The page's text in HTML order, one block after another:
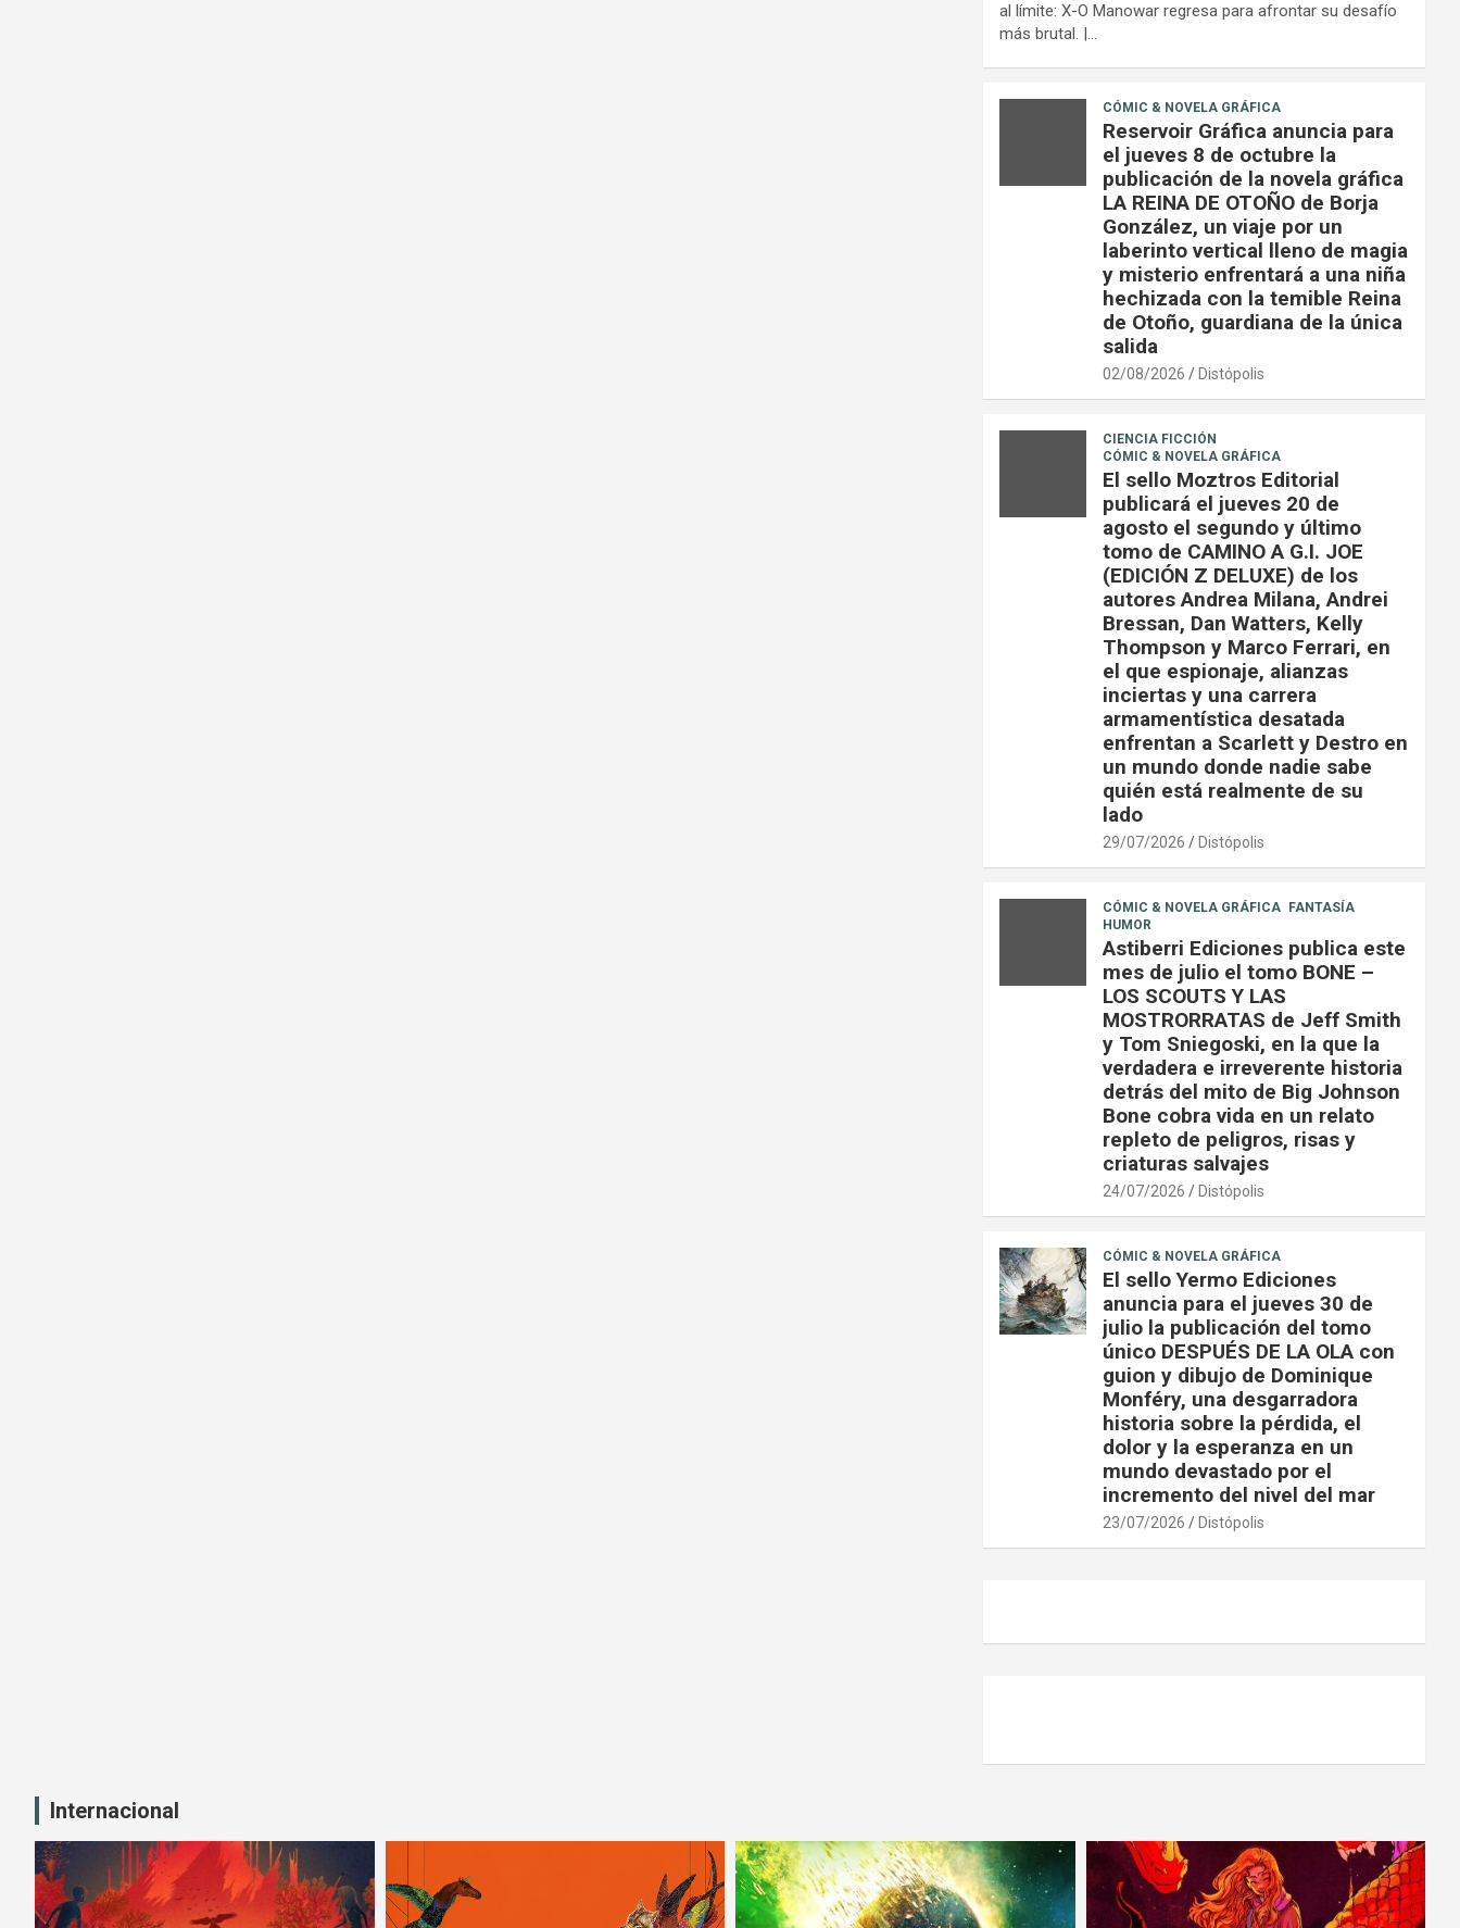
al límite: X-O Manowar regresa para afrontar su desafío
más brutal. |…
CÓMIC & NOVELA GRÁFICA
Reservoir Gráfica anuncia para
el jueves 8 de octubre la
publicación de la novela gráfica
LA REINA DE OTOÑO de Borja
González, un viaje por un
laberinto vertical lleno de magia
y misterio enfrentará a una niña
hechizada con la temible Reina
de Otoño, guardiana de la única
salida
02/08/2026 Distópolis
CIENCIA FICCIÓN
CÓMIC & NOVELA GRÁFICA
El sello Moztros Editorial
publicará el jueves 20 de
agosto el segundo y último
tomo de CAMINO A G.I. JOE
(EDICIÓN Z DELUXE) de los
autores Andrea Milana, Andrei
Bressan, Dan Watters, Kelly
Thompson y Marco Ferrari, en
el que espionaje, alianzas
inciertas y una carrera
armamentística desatada
enfrentan a Scarlett y Destro en
un mundo donde nadie sabe
quién está realmente de su
lado
29/07/2026 Distópolis
CÓMIC & NOVELA GRÁFICA
FANTASÍA
HUMOR
Astiberri Ediciones publica este
mes de julio el tomo BONE –
LOS SCOUTS Y LAS
MOSTRORRATAS de Jeff Smith
y Tom Sniegoski, en la que la
verdadera e irreverente historia
detrás del mito de Big Johnson
Bone cobra vida en un relato
repleto de peligros, risas y
criaturas salvajes
24/07/2026 Distópolis
CÓMIC & NOVELA GRÁFICA
El sello Yermo Ediciones
anuncia para el jueves 30 de
julio la publicación del tomo
único DESPUÉS DE LA OLA con
guion y dibujo de Dominique
Monféry, una desgarradora
historia sobre la pérdida, el
dolor y la esperanza en un
mundo devastado por el
incremento del nivel del mar
23/07/2026 Distópolis
Internacional